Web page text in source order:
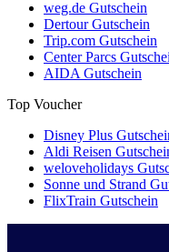
weg.de Gutschein
Dertour Gutschein
Trip.com Gutschein
Center Parcs
AIDA Gutschein
Top Voucher
Disney Plus
Aldi Reisen
weloveholidays
Sonne und Strand
FlixTrain Gutschein